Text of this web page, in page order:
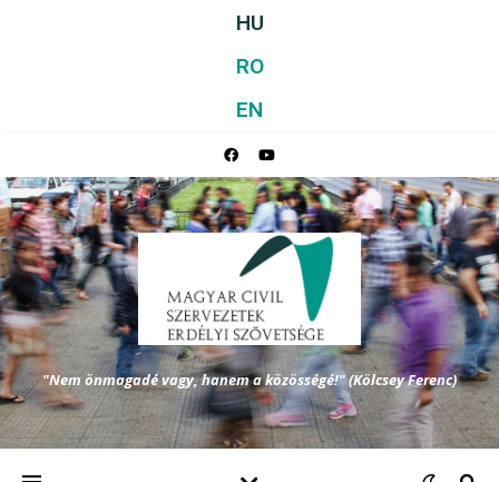
HU
RO
EN
"Nem önmagadé vagy, hanem a közösségé!" (Kölcsey Ferenc)